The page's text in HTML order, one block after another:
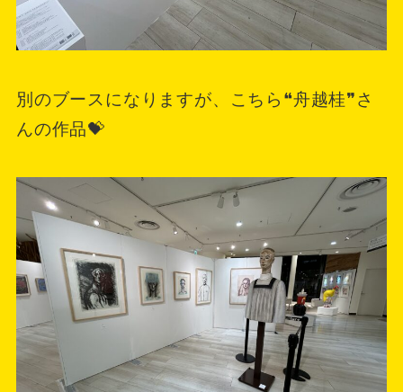
別のブースになりますが、こちら❝舟越桂❞さ
んの作品💝